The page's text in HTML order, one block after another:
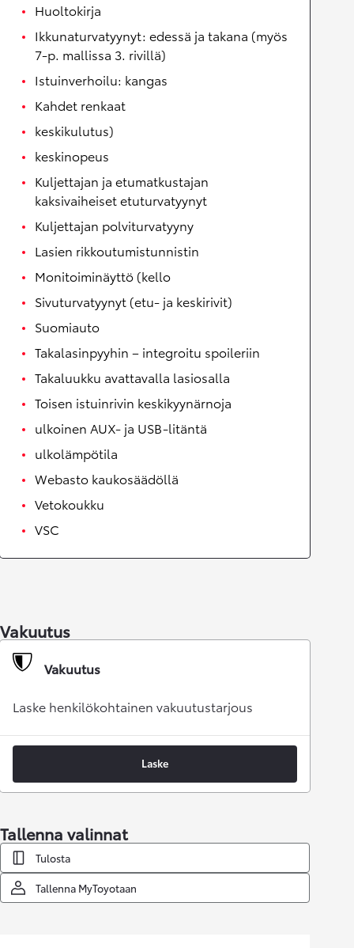
Huoltokirja
Ikkunaturvatyynyt: edessä ja takana (myös
7-p. mallissa 3. rivillä)
Istuinverhoilu: kangas
Kahdet renkaat
keskikulutus)
keskinopeus
Kuljettajan ja etumatkustajan
kaksivaiheiset etuturvatyynyt
Kuljettajan polviturvatyyny
Lasien rikkoutumistunnistin
Monitoiminäyttö (kello
Sivuturvatyynyt (etu- ja keskirivit)
Suomiauto
Takalasinpyyhin – integroitu spoileriin
Takaluukku avattavalla lasiosalla
Toisen istuinrivin keskikyynärnoja
ulkoinen AUX- ja USB-litäntä
ulkolämpötila
Webasto kaukosäädöllä
Vetokoukku
VSC
Vakuutus
Vakuutus
Laske henkilökohtainen vakuutustarjous
Laske
Tallenna valinnat
Tulosta
Tallenna MyToyotaan